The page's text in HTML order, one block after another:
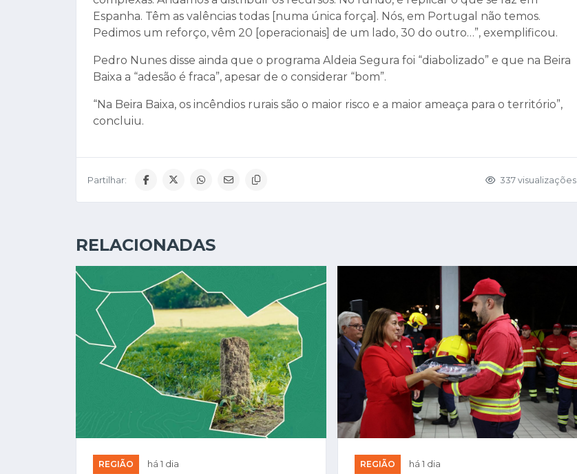
Espanha. Têm as valências todas [numa única força]. Nós, em Portugal não temos.
Pedimos um reforço, vêm 20 [operacionais] de um lado, 30 do outro…”, exemplificou.
Pedro Nunes disse ainda que o programa Aldeia Segura foi “diabolizado” e que na Beira
Baixa a “adesão é fraca”, apesar de o considerar “bom”.
“Na Beira Baixa, os incêndios rurais são o maior risco e a maior ameaça para o território”,
concluiu.
Partilhar: 337 visualizações
RELACIONADAS
REGIÃO há 1 dia REGIÃO há 1 dia